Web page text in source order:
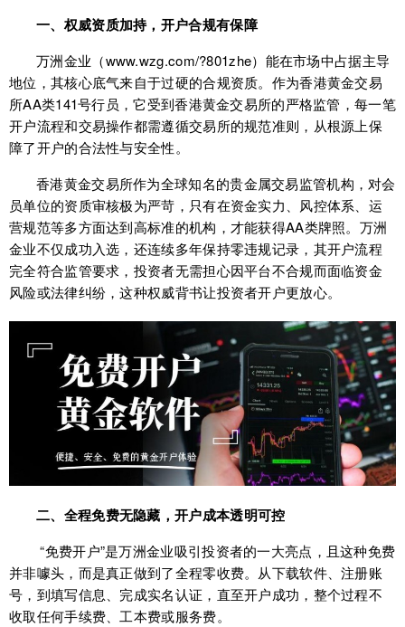
一、权威资质加持，开户合规有保障
万洲金业（www.wzg.com/?801zhe）能在市场中占据主导
地位，其核心底气来自于过硬的合规资质。作为香港黄金交易
所AA类141号行员，它受到香港黄金交易所的严格监管，每一笔
开户流程和交易操作都需遵循交易所的规范准则，从根源上保
障了开户的合法性与安全性。
香港黄金交易所作为全球知名的贵金属交易监管机构，对会
员单位的资质审核极为严苛，只有在资金实力、风控体系、运
营规范等多方面达到高标准的机构，才能获得AA类牌照。万洲
金业不仅成功入选，还连续多年保持零违规记录，其开户流程
完全符合监管要求，投资者无需担心因平台不合规而面临资金
风险或法律纠纷，这种权威背书让投资者开户更放心。
二、全程免费无隐藏，开户成本透明可控
“免费开户”是万洲金业吸引投资者的一大亮点，且这种免费
并非噱头，而是真正做到了全程零收费。从下载软件、注册账
号，到填写信息、完成实名认证，直至开户成功，整个过程不
收取任何手续费、工本费或服务费。